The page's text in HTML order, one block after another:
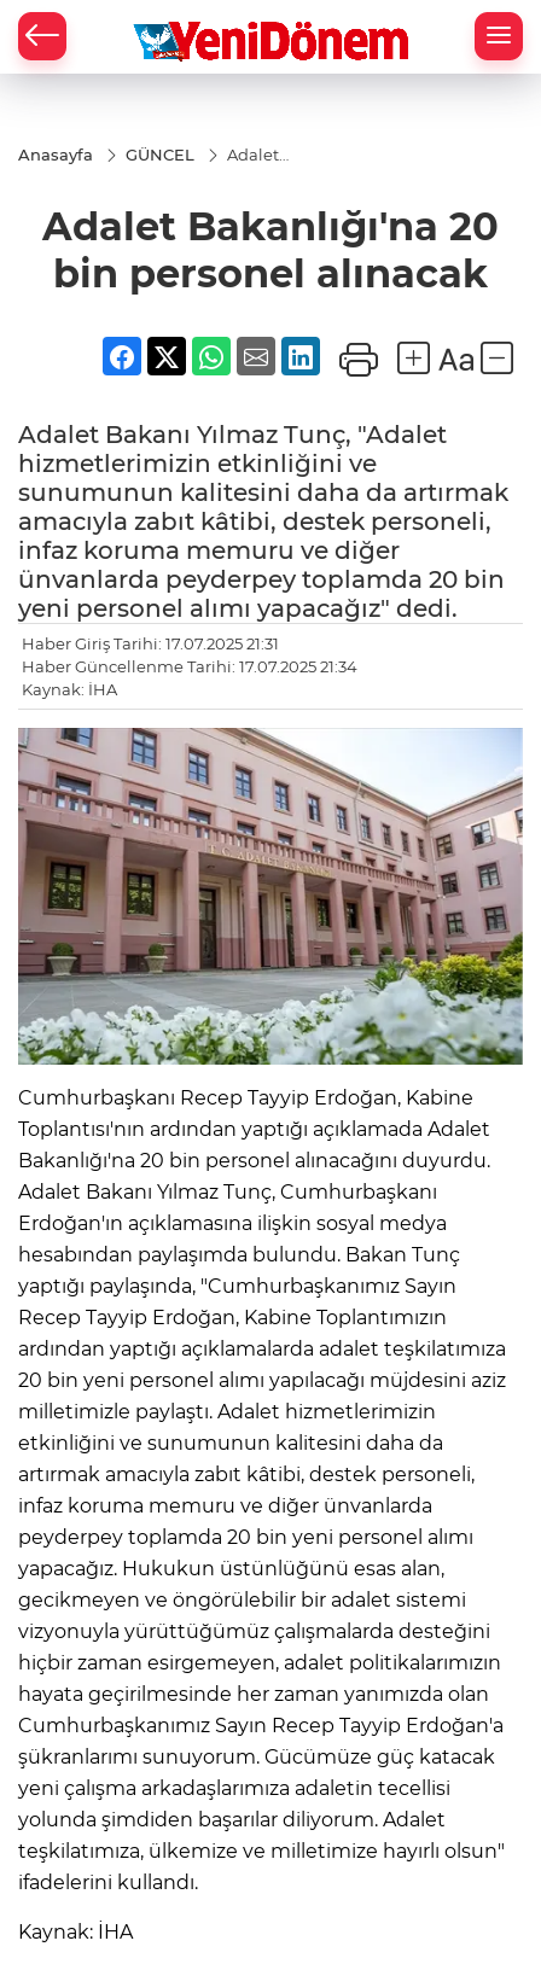
Anasayfa GÜNCEL
Adalet
personel
alınacak
Adalet Bakanlığı'na 20
bin personel alınacak
Adalet Bakanı Yılmaz Tunç, "Adalet
hizmetlerimizin etkinliğini ve
sunumunun kalitesini daha da artırmak
amacıyla zabıt kâtibi, destek personeli,
infaz koruma memuru ve diğer
ünvanlarda peyderpey toplamda 20 bin
yeni personel alımı yapacağız" dedi.
Haber Giriş Tarihi: 17.07.2025 21:31
Haber Güncellenme Tarihi: 17.07.2025 21:34
Kaynak: İHA
Cumhurbaşkanı Recep Tayyip Erdoğan, Kabine
Toplantısı'nın ardından yaptığı açıklamada Adalet
Bakanlığı'na 20 bin personel alınacağını duyurdu.
Adalet Bakanı Yılmaz Tunç, Cumhurbaşkanı
Erdoğan'ın açıklamasına ilişkin sosyal medya
hesabından paylaşımda bulundu. Bakan Tunç
yaptığı paylaşında, "Cumhurbaşkanımız Sayın
Recep Tayyip Erdoğan, Kabine Toplantımızın
ardından yaptığı açıklamalarda adalet teşkilatımıza
20 bin yeni personel alımı yapılacağı müjdesini aziz
milletimizle paylaştı. Adalet hizmetlerimizin
etkinliğini ve sunumunun kalitesini daha da
artırmak amacıyla zabıt kâtibi, destek personeli,
infaz koruma memuru ve diğer ünvanlarda
peyderpey toplamda 20 bin yeni personel alımı
yapacağız. Hukukun üstünlüğünü esas alan,
gecikmeyen ve öngörülebilir bir adalet sistemi
vizyonuyla yürüttüğümüz çalışmalarda desteğini
hiçbir zaman esirgemeyen, adalet politikalarımızın
hayata geçirilmesinde her zaman yanımızda olan
Cumhurbaşkanımız Sayın Recep Tayyip Erdoğan'a
şükranlarımı sunuyorum. Gücümüze güç katacak
yeni çalışma arkadaşlarımıza adaletin tecellisi
yolunda şimdiden başarılar diliyorum. Adalet
teşkilatımıza, ülkemize ve milletimize hayırlı olsun"
ifadelerini kullandı.
Kaynak: İHA